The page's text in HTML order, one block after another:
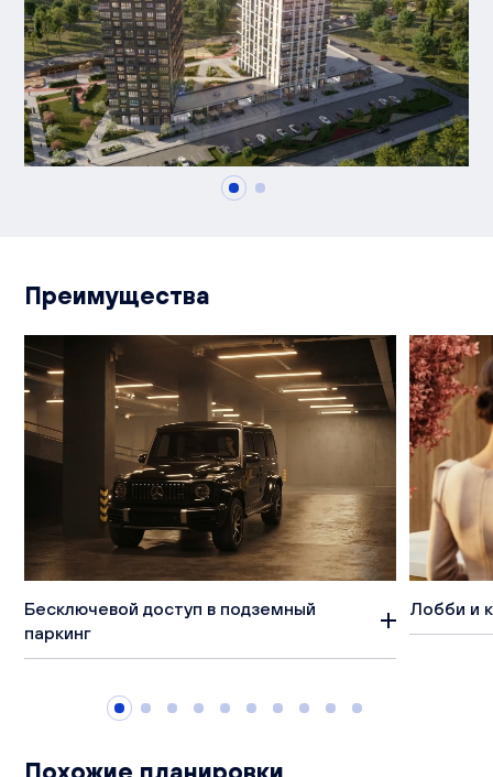
Преимущества
Бесключевой доступ в подземный
паркинг
Лобби и